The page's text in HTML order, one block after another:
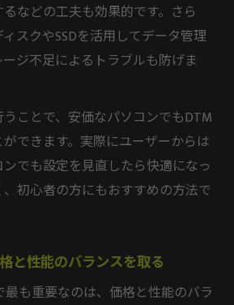
などの工夫も効果的です。さら
スクやSSDを活用してデータ管理
ジ不足によるトラブルも防げま
ことで、安価なパソコンでもDTM
できます。実際にユーザーからは
ンでも設定を見直したら快適になっ
初心者の方にもおすすめの方法で
と性能のバランスを取る
も重要なのは、価格と性能のバラ